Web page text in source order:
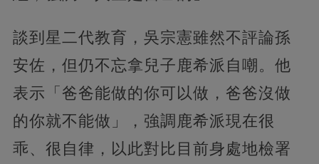
談到星二代教育，吳宗憲雖然不評論孫
安佐，但仍不忘拿兒子鹿希派自嘲。他
表示「爸爸能做的你可以做，爸爸沒做
的你就不能做」，強調鹿希派現在很
乖、很自律，以此對比目前身處地檢署